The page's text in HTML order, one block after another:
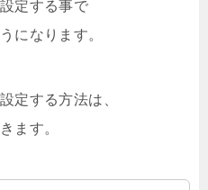
定する事で
になります。
定する方法は、
ます。